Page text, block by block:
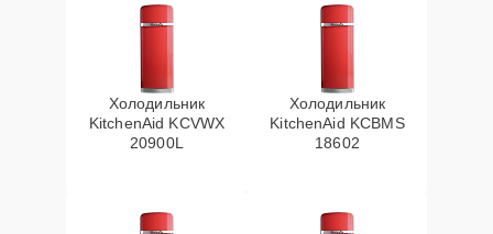
Холодильник
KitchenAid KCVWX
20900L
Холодильник
KitchenAid KCBMS
18602